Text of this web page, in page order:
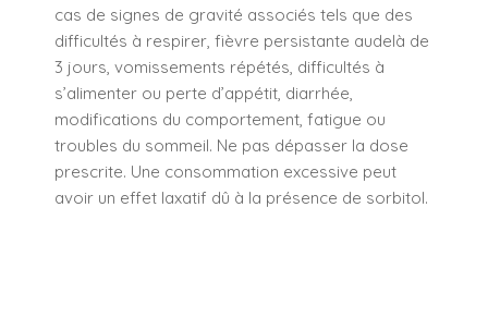
cas de signes de gravité associés tels que des
difficultés à respirer, fièvre persistante audelà de
3 jours, vomissements répétés, difficultés à
s’alimenter ou perte d’appétit, diarrhée,
modifications du comportement, fatigue ou
troubles du sommeil. Ne pas dépasser la dose
prescrite. Une consommation excessive peut
avoir un effet laxatif dû à la présence de sorbitol.